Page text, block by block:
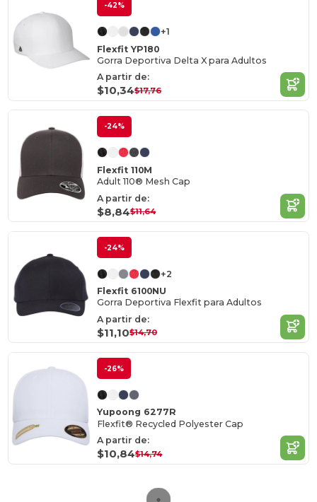
-42%
+1
Flexfit YP180
Gorra Deportiva Delta X para Adultos
A partir de:
$10,34$17,76
-24%
Flexfit 110M
Adult 110® Mesh Cap
A partir de:
$8,84$11,64
-24%
+2
Flexfit 6100NU
Gorra Deportiva Flexfit para Adultos
A partir de:
$11,10$14,70
-26%
Yupoong 6277R
Flexfit® Recycled Polyester Cap
A partir de:
$10,84$14,74